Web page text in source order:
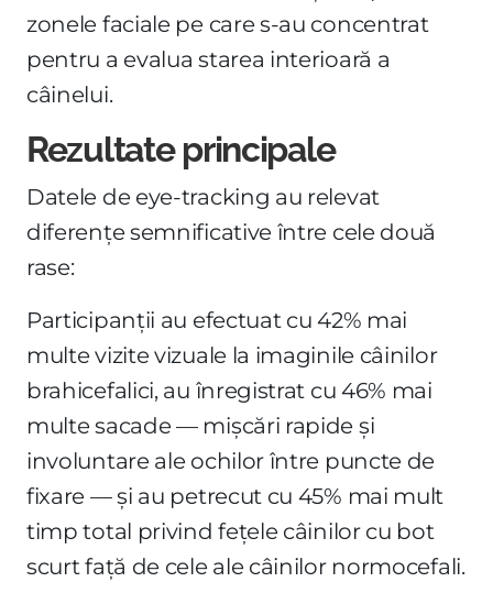
zonele faciale pe care s-au concentrat
pentru a evalua starea interioară a
câinelui.
Rezultate principale
Datele de eye-tracking au relevat
diferențe semnificative între cele două
rase:
Participanții au efectuat cu 42% mai
multe vizite vizuale la imaginile câinilor
brahicefalici, au înregistrat cu 46% mai
multe sacade — mișcări rapide și
involuntare ale ochilor între puncte de
fixare — și au petrecut cu 45% mai mult
timp total privind fețele câinilor cu bot
scurt față de cele ale câinilor normocefali.